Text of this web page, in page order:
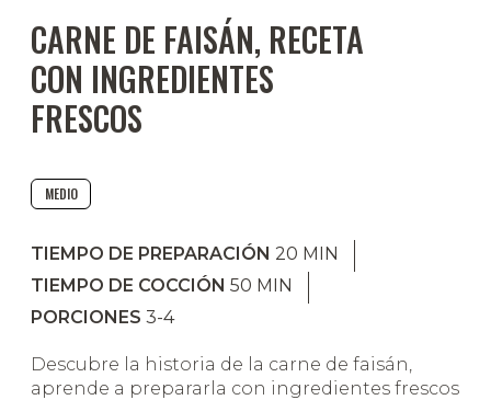
CARNE DE FAISÁN, RECETA
CON INGREDIENTES
FRESCOS
MEDIO
TIEMPO DE PREPARACIÓN 20 MIN
TIEMPO DE COCCIÓN 50 MIN
PORCIONES 3-4
Descubre la historia de la carne de faisán,
aprende a prepararla con ingredientes frescos